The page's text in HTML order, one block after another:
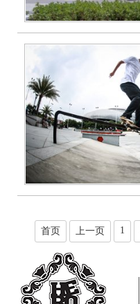
首页 上一页 1